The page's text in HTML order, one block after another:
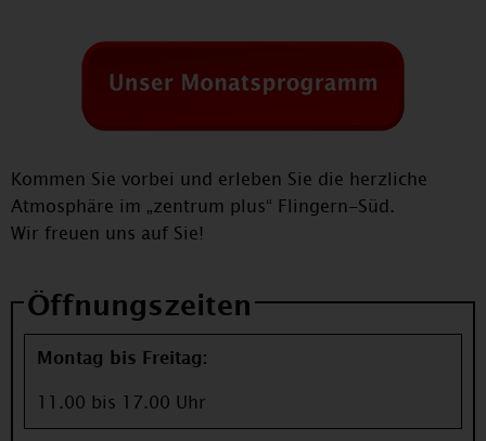
Kommen Sie vorbei und erleben Sie die herzliche
Atmosphäre im „zentrum plus“ Flingern-Süd.
Wir freuen uns auf Sie!
Öffnungszeiten
Montag bis Freitag:
11.00 bis 17.00 Uhr